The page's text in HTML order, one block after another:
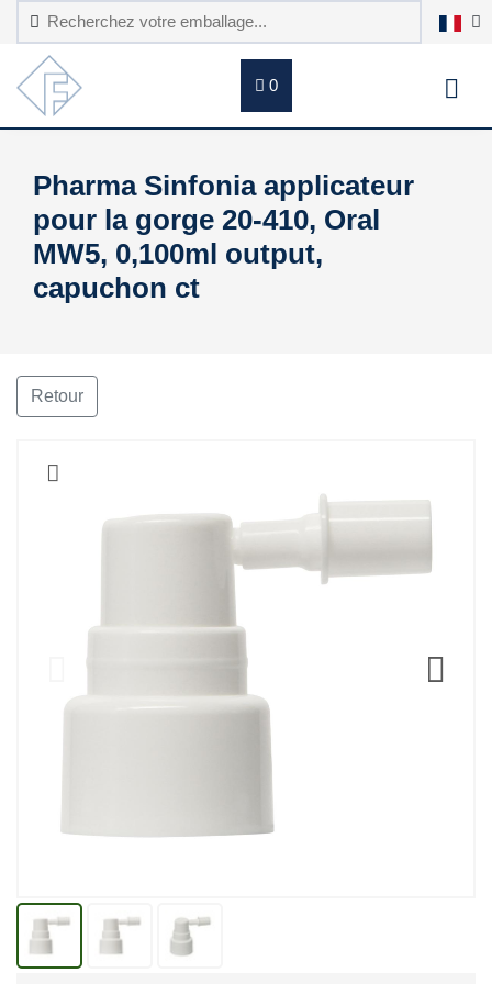
0
Pharma Sinfonia applicateur
pour la gorge 20-410, Oral
MW5, 0,100ml output,
capuchon ct
Retour